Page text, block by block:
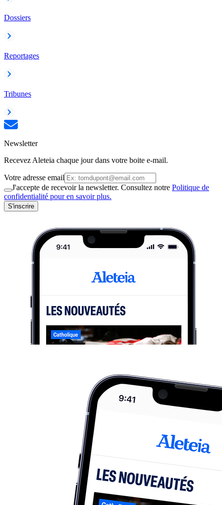
Dossiers
Reportages
Tribunes
Newsletter
Recevez Aleteia chaque jour dans votre boite e-mail.
Votre adresse email
J'accepte de recevoir la newsletter. Consultez notre Politique de
confidentialité pour en savoir plus.
S'inscrire